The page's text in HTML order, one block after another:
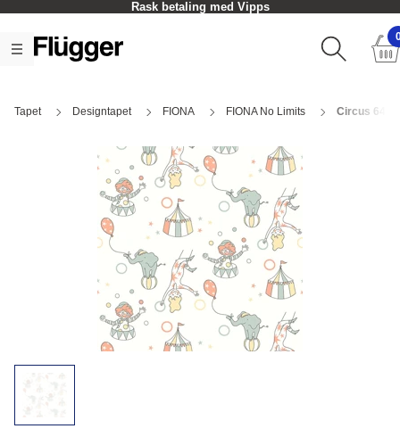
Rask betaling med Vipps
Tapet Designtapet FIONA FIONA No Limits Circus